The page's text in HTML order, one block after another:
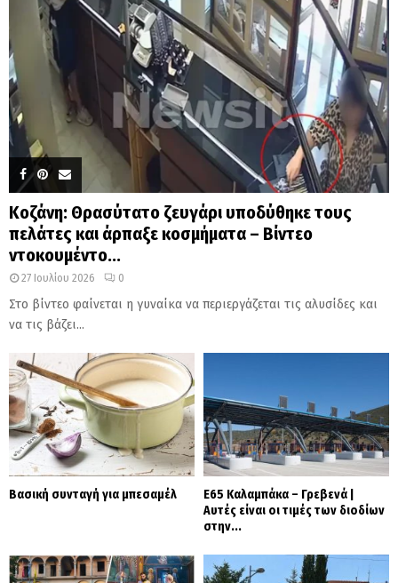
Κοζάνη: Θρασύτατο ζευγάρι υποδύθηκε τους
πελάτες και άρπαξε κοσμήματα – Βίντεο
ντοκουμέντο...
27 Ιουλίου 2026 0
Στο βίντεο φαίνεται η γυναίκα να περιεργάζεται τις αλυσίδες και
να τις βάζει...
Βασική συνταγή για μπεσαμέλ
Ε65 Καλαμπάκα – Γρεβενά |
Αυτές είναι οι τιμές των διοδίων
στην...